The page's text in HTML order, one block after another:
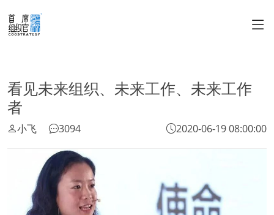
看见未来组织、未来工作、未来工作
者
小飞 3094 2020-06-19 08:00:00